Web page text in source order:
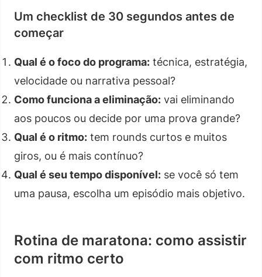
Um checklist de 30 segundos antes de
começar
Qual é o foco do programa: técnica, estratégia,
velocidade ou narrativa pessoal?
Como funciona a eliminação: vai eliminando
aos poucos ou decide por uma prova grande?
Qual é o ritmo: tem rounds curtos e muitos
giros, ou é mais contínuo?
Qual é seu tempo disponível: se você só tem
uma pausa, escolha um episódio mais objetivo.
Rotina de maratona: como assistir
com ritmo certo